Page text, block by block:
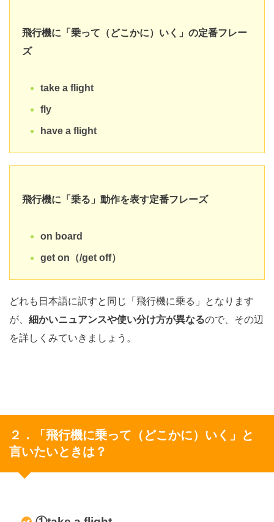
飛行機に「乗って（どこかに）いく」の定番フレー
ズ
take a flight
fly
have a flight
飛行機に「乗る」動作を表す定番フレーズ
on board
get on（/get off）
どれも日本語に訳すと同じ「飛行機に乗る」となります
が、 細かいニュアンスや使い分け方が異なるので、その辺
を詳しくみていきましょう。
２．「飛行機に乗って（どこかに）いく」と
言いたいときは？